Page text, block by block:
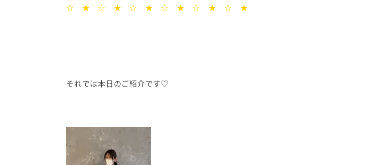
☆ ★ ☆ ★ ☆ ★ ☆ ★ ☆ ★ ☆ ★
それでは本日のご紹介です♡